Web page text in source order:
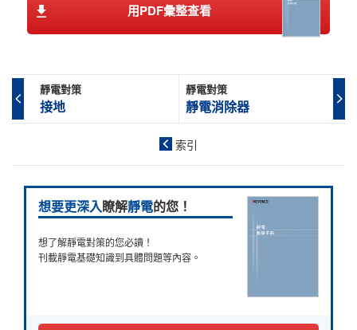
用PDF彙整查看
靜電對策
接地
靜電對策
靜電消除器
索引
想要更深入瞭解靜電的您！
想了解靜電對策的您必讀！
刊載靜電基礎知識到具體問題等內容。